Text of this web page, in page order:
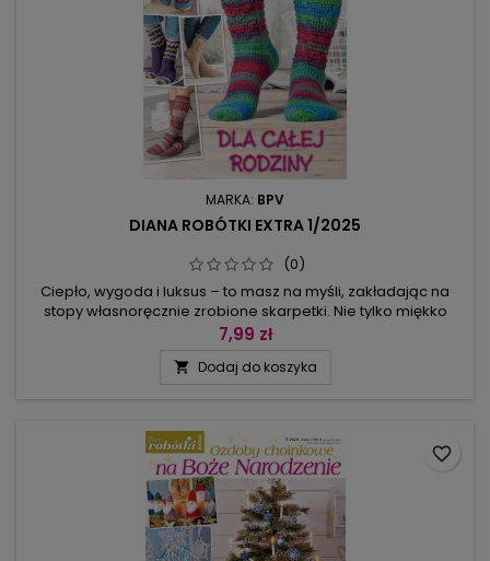
MARKA: BPV
DIANA ROBÓTKI EXTRA 1/2025
(0)
Ciepło, wygoda i luksus – to masz na myśli, zakładając na
stopy własnoręcznie zrobione skarpetki. Nie tylko miękko
otulają stopy, nie masz też poczucia, że sztuczne włókna
broniąc do nich dostępu izolacyjnej warstwie
7,99 zł
 Dodaj do koszyka
favorite_border